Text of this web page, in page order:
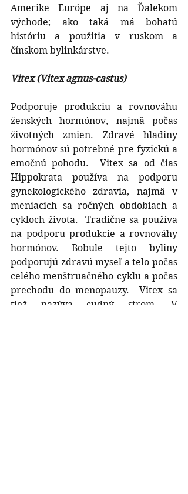
Amerike Európe aj na Ďalekom
východe; ako taká má bohatú
históriu a použitia v ruskom a
čínskom bylinkárstve.
Vitex (Vitex agnus-castus)
Podporuje produkciu a rovnováhu
ženských hormónov, najmä počas
životných zmien. Zdravé hladiny
hormónov sú potrebné pre fyzickú a
emočnú pohodu.  Vitex sa od čias
Hippokrata používa na podporu
gynekologického zdravia, najmä v
meniacich sa ročných obdobiach a
cykloch života.  Tradične sa používa
na podporu produkcie a rovnováhy
hormónov. Bobule tejto byliny
podporujú zdravú myseľ a telo počas
celého menštruačného cyklu a počas
prechodu do menopauzy.  Vitex sa
tiež nazýva cudný strom. V